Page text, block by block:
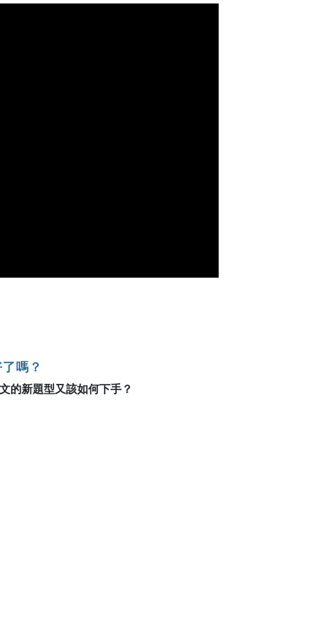
嗎？
的新題型又該如何下手？